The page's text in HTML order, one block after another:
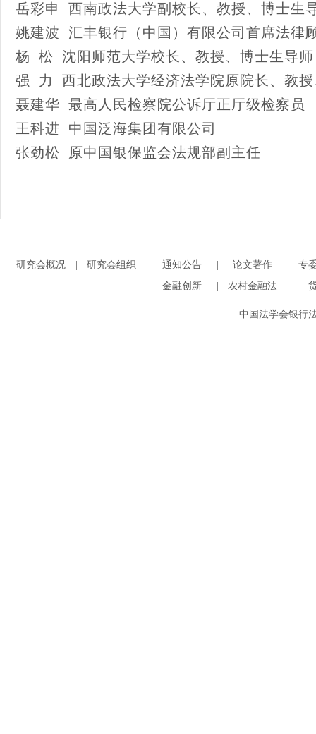
岳彩申 西南政法大学副校长、教授、博士生
姚建波 汇丰银行（中国）有限公司首席法律
杨 松 沈阳师范大学校长、教授、博士生导师
强 力 西北政法大学经济法学院原院长、教
聂建华 最高人民检察院公诉厅正厅级检察员
王科进 中国泛海集团有限公司
张劲松 原中国银保监会法规部副主任
研究会概况 研究会组织 通知公告 论文著作
专
金融创新
农村金融法
中国法学会银行